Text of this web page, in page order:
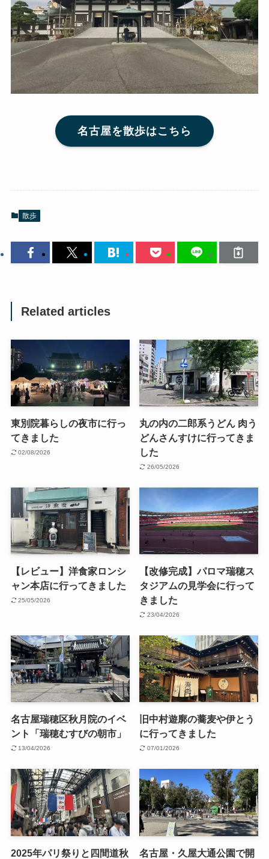
名古屋を散歩はこちら
散歩
Related articles
東別院暮らしの夜市に行っ
てきました
02/08/2026
丸の内の二郎系うどん 肉う
どんさんすけに行ってきま
した
26/05/2026
【レビュー】洋食家ロンシ
ャン本店に行ってきました
25/05/2026
【改修完成】パロマ瑞穂ス
タジアムの見学会に行って
きました
23/04/2026
名古屋瑞穂区秋月院のイベ
ント「瑞穂むすびの朝市」
13/04/2026
旧中村遊廓の蕎麦や伊とう
に行ってきました
07/01/2026
2025年パリ祭りと四間道秋
名古屋・久屋大通公園で開